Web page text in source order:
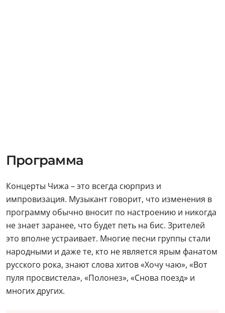
Программа
Концерты Чижа – это всегда сюрприз и
импровизация. Музыкант говорит, что изменения в
программу обычно вносит по настроению и никогда
не знает заранее, что будет петь на бис. Зрителей
это вполне устраивает. Многие песни группы стали
народными и даже те, кто не является ярым фанатом
русского рока, знают слова хитов «Хочу чаю», «Вот
пуля просвистела», «Полонез», «Снова поезд» и
многих других.